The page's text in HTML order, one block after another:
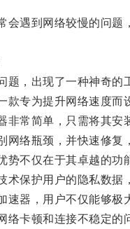
遇到网络较慢的问题
，出现了一种神奇的
专为提升网络速度而设
常简单，只需将其安
络瓶颈，并快速修复
不仅在于其卓越的功
保护用户的隐私数据
器，用户不仅能够极大
卡顿和连接不稳定的